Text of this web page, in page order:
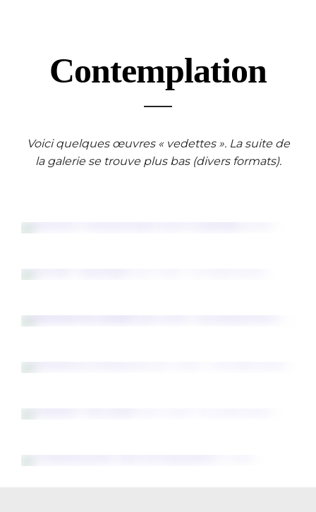
Contemplation
Voici quelques œuvres « vedettes ». La suite de
la galerie se trouve plus bas (divers formats).